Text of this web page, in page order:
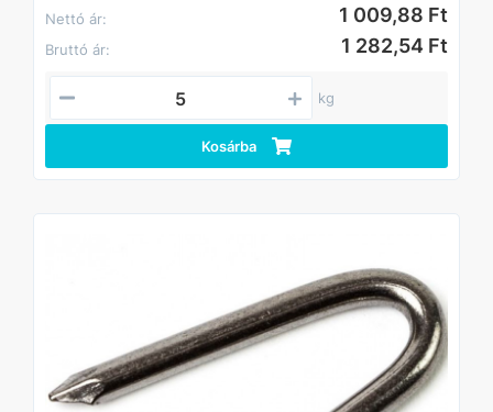
Nettó ár:
1 009,88 Ft
Bruttó ár: 1 282,54 Ft
kg
Kosárba